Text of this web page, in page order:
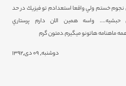
خستم ولي واقعا استعدادم تو فيزيك در حد
حبشيه.... واسه همين الان دارم پرستاري
ماهنامه هاتونو ميگيرم.دمتون گرم
دوشنبه, 09 دی,1392